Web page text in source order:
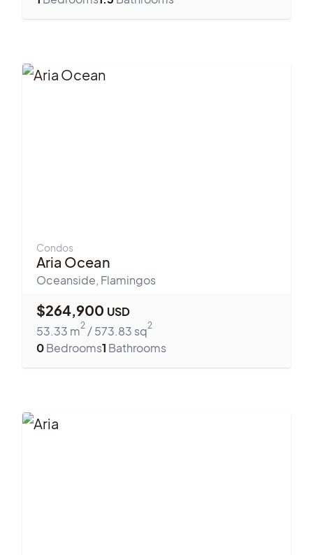
Condos
Aria Ocean
Oceanside, Flamingos
$264,900 USD
53.33 m2 /573.83 sq2
0Bedrooms1 Bathrooms